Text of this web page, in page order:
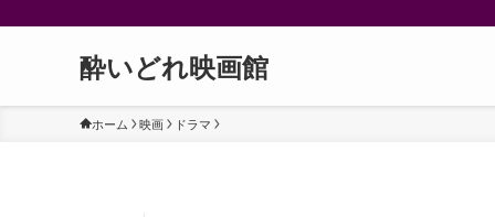
酔いどれ映画館
ホーム 映画 ドラマ